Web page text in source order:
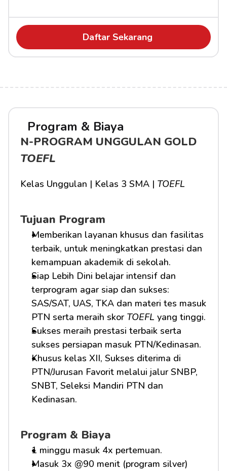
Daftar Sekarang
Program & Biaya
TOEFL
Kelas Unggulan | Kelas 3 SMA | TOEFL
Tujuan Program
Memberikan layanan khusus dan fasilitas
terbaik, untuk meningkatkan prestasi dan
kemampuan akademik di sekolah.
Siap Lebih Dini belajar intensif dan
terprogram agar siap dan sukses:
SAS/SAT, UAS, TKA dan materi tes masuk
PTN serta meraih skor TOEFL yang tinggi.
Sukses meraih prestasi terbaik serta
sukses persiapan masuk PTN/Kedinasan.
Khusus kelas XII, Sukses diterima di
PTN/Jurusan Favorit melalui jalur SNBP,
SNBT, Seleksi Mandiri PTN dan
Kedinasan.
Program & Biaya
1 minggu masuk 4x pertemuan.
Masuk 3x @90 menit (program silver)